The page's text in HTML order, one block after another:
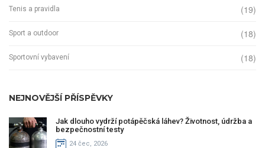
Tenis a pravidla (19)
Sport a outdoor (18)
Sportovní vybavení (18)
NEJNOVĚJŠÍ PŘÍSPĚVKY
Jak dlouho vydrží potápěčská láhev? Životnost, údržba a
bezpečnostní testy
24 čec, 2026